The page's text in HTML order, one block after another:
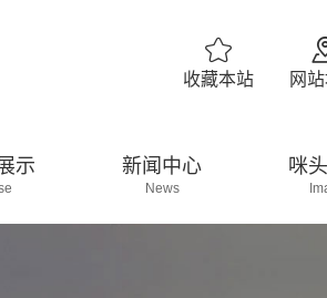

收藏本站 网
示 新闻中心
News
咪